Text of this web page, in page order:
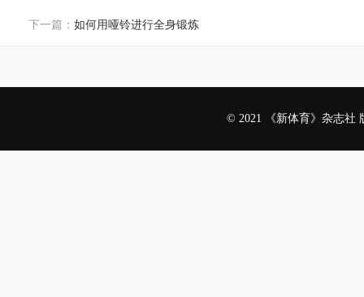
下一篇： 如何用哑铃进行全身锻炼
© 2021 《新体育》杂志